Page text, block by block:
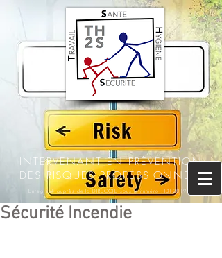
INTERVENANT EN PRÉVENTION
DES RISQUES PROFESSIONNELS
Enregistré auprès de la DIRECCTE sous le numéro : IDF201945
Sécurité Incendie